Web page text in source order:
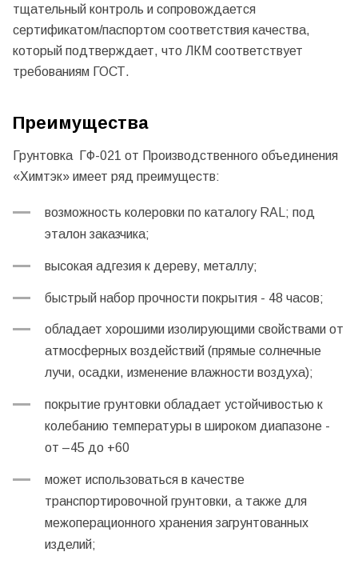
тщательный контроль и сопровождается
сертификатом/паспортом соответствия качества,
который подтверждает, что ЛКМ соответствует
требованиям ГОСТ.
Преимущества
Грунтовка ГФ-021 от Производственного объединения
«Химтэк» имеет ряд преимуществ:
возможность колеровки по каталогу RAL ; под
эталон заказчика;
высокая адгезия к дереву, металлу;
быстрый набор прочности покрытия - 48 часов;
обладает хорошими изолирующими свойствами от
атмосферных воздействий (прямые солнечные
лучи, осадки, изменение влажности воздуха);
покрытие грунтовки обладает устойчивостью к
колебанию температуры в широком диапазоне -
от –45 до +60
может использоваться в качестве
транспортировочной грунтовки, а также для
межоперационного хранения загрунтованных
изделий;